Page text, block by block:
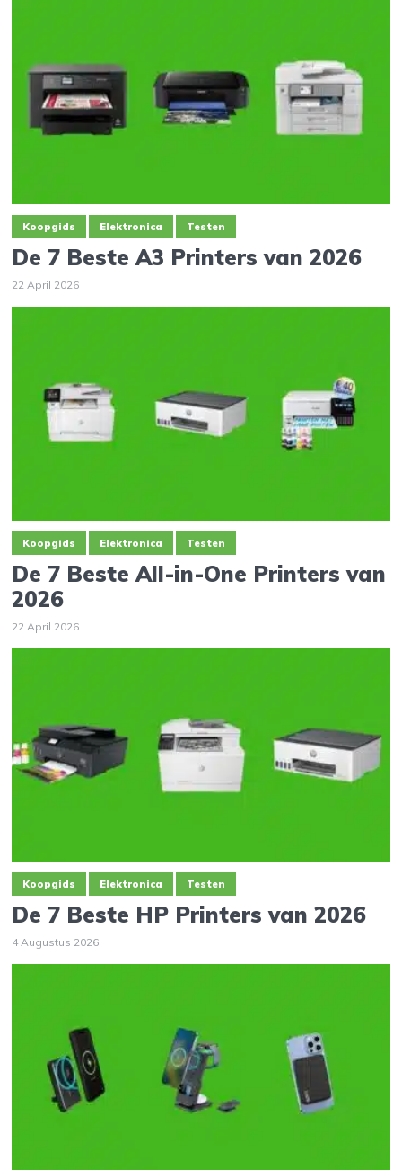
Koopgids Elektronica Testen
De 7 Beste A3 Printers van 2026
22 April 2026
Koopgids Elektronica Testen
De 7 Beste All-in-One Printers van
2026
22 April 2026
Koopgids Elektronica Testen
De 7 Beste HP Printers van 2026
4 Augustus 2026